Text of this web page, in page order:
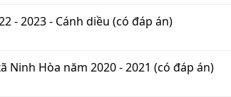
- 2023 - Cánh diều (có đáp án)
Hòa năm 2020 - 2021 (có đáp án)